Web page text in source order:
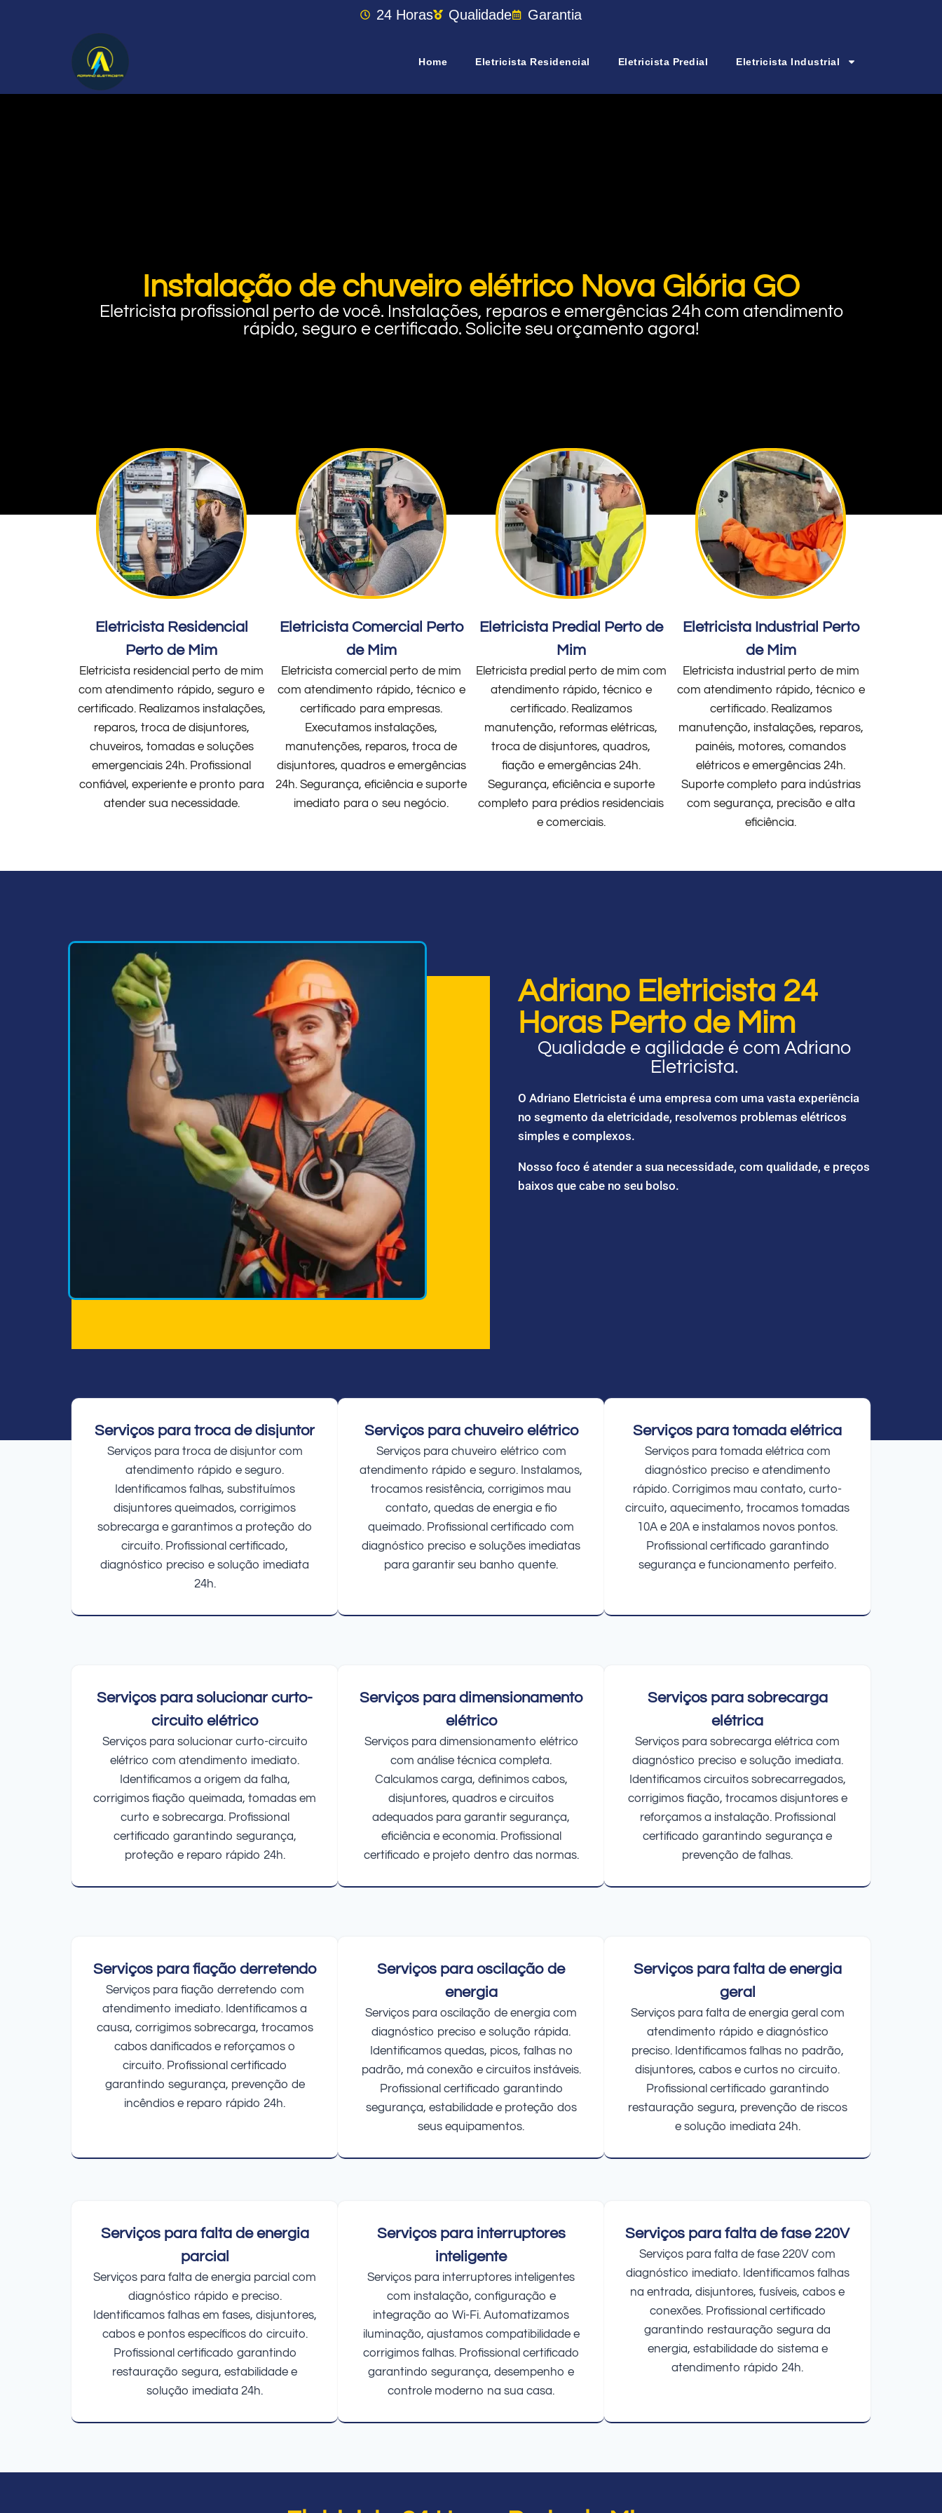
24 Horas Qualidade Garantia
Home Eletricista Residencial Eletricista Predial Eletricista Industrial
Instalação de chuveiro elétrico Nova Glória GO
Eletricista profissional perto de você. Instalações, reparos e emergências 24h com atendimento
rápido, seguro e certificado. Solicite seu orçamento agora!
Eletricista Residencial
Perto de Mim
Eletricista residencial perto de mim
com atendimento rápido, seguro e
certificado. Realizamos instalações,
reparos, troca de disjuntores,
chuveiros, tomadas e soluções
emergenciais 24h. Profissional
confiável, experiente e pronto para
atender sua necessidade.
Eletricista Comercial Perto
de Mim
Eletricista comercial perto de mim
com atendimento rápido, técnico e
certificado para empresas.
Executamos instalações,
manutenções, reparos, troca de
disjuntores, quadros e emergências
24h. Segurança, eficiência e suporte
imediato para o seu negócio.
Eletricista Predial Perto de
Mim
Eletricista predial perto de mim com
atendimento rápido, técnico e
certificado. Realizamos
manutenção, reformas elétricas,
troca de disjuntores, quadros,
fiação e emergências 24h.
Segurança, eficiência e suporte
completo para prédios residenciais
e comerciais.
Eletricista Industrial Perto
de Mim
Eletricista industrial perto de mim
com atendimento rápido, técnico e
certificado. Realizamos
manutenção, instalações, reparos,
painéis, motores, comandos
elétricos e emergências 24h.
Suporte completo para indústrias
com segurança, precisão e alta
eficiência.
Adriano Eletricista 24
Horas Perto de Mim
Qualidade e agilidade é com Adriano
Eletricista.
O Adriano Eletricista é uma empresa com uma vasta experiência
no segmento da eletricidade, resolvemos problemas elétricos
simples e complexos.
Nosso foco é atender a sua necessidade, com qualidade, e preços
baixos que cabe no seu bolso.
Serviços para troca de disjuntor
Serviços para troca de disjuntor com
atendimento rápido e seguro.
Identificamos falhas, substituímos
disjuntores queimados, corrigimos
sobrecarga e garantimos a proteção do
circuito. Profissional certificado,
diagnóstico preciso e solução imediata
24h.
Serviços para chuveiro elétrico
Serviços para chuveiro elétrico com
atendimento rápido e seguro. Instalamos,
trocamos resistência, corrigimos mau
contato, quedas de energia e fio
queimado. Profissional certificado com
diagnóstico preciso e soluções imediatas
para garantir seu banho quente.
Serviços para tomada elétrica
Serviços para tomada elétrica com
diagnóstico preciso e atendimento
rápido. Corrigimos mau contato, curto-
circuito, aquecimento, trocamos tomadas
10A e 20A e instalamos novos pontos.
Profissional certificado garantindo
segurança e funcionamento perfeito.
Serviços para solucionar curto-
circuito elétrico
Serviços para solucionar curto-circuito
elétrico com atendimento imediato.
Identificamos a origem da falha,
corrigimos fiação queimada, tomadas em
curto e sobrecarga. Profissional
certificado garantindo segurança,
proteção e reparo rápido 24h.
Serviços para dimensionamento
elétrico
Serviços para dimensionamento elétrico
com análise técnica completa.
Calculamos carga, definimos cabos,
disjuntores, quadros e circuitos
adequados para garantir segurança,
eficiência e economia. Profissional
certificado e projeto dentro das normas.
Serviços para sobrecarga
elétrica
Serviços para sobrecarga elétrica com
diagnóstico preciso e solução imediata.
Identificamos circuitos sobrecarregados,
corrigimos fiação, trocamos disjuntores e
reforçamos a instalação. Profissional
certificado garantindo segurança e
prevenção de falhas.
Serviços para fiação derretendo
Serviços para fiação derretendo com
atendimento imediato. Identificamos a
causa, corrigimos sobrecarga, trocamos
cabos danificados e reforçamos o
circuito. Profissional certificado
garantindo segurança, prevenção de
incêndios e reparo rápido 24h.
Serviços para oscilação de
energia
Serviços para oscilação de energia com
diagnóstico preciso e solução rápida.
Identificamos quedas, picos, falhas no
padrão, má conexão e circuitos instáveis.
Profissional certificado garantindo
segurança, estabilidade e proteção dos
seus equipamentos.
Serviços para falta de energia
geral
Serviços para falta de energia geral com
atendimento rápido e diagnóstico
preciso. Identificamos falhas no padrão,
disjuntores, cabos e curtos no circuito.
Profissional certificado garantindo
restauração segura, prevenção de riscos
e solução imediata 24h.
Serviços para falta de energia
parcial
Serviços para falta de energia parcial com
diagnóstico rápido e preciso.
Identificamos falhas em fases, disjuntores,
cabos e pontos específicos do circuito.
Profissional certificado garantindo
restauração segura, estabilidade e
solução imediata 24h.
Serviços para interruptores
inteligente
Serviços para interruptores inteligentes
com instalação, configuração e
integração ao Wi-Fi. Automatizamos
iluminação, ajustamos compatibilidade e
corrigimos falhas. Profissional certificado
garantindo segurança, desempenho e
controle moderno na sua casa.
Serviços para falta de fase 220V
Serviços para falta de fase 220V com
diagnóstico imediato. Identificamos falhas
na entrada, disjuntores, fusíveis, cabos e
conexões. Profissional certificado
garantindo restauração segura da
energia, estabilidade do sistema e
atendimento rápido 24h.